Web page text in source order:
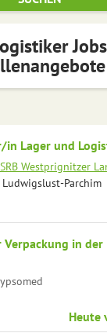
in Lager und
SRB Westprignitzer
Ludwigslust-Parchim
in
ypsomed
Heute